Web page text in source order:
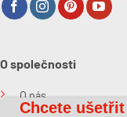
O společnosti
O nás
Chcete ušetřit